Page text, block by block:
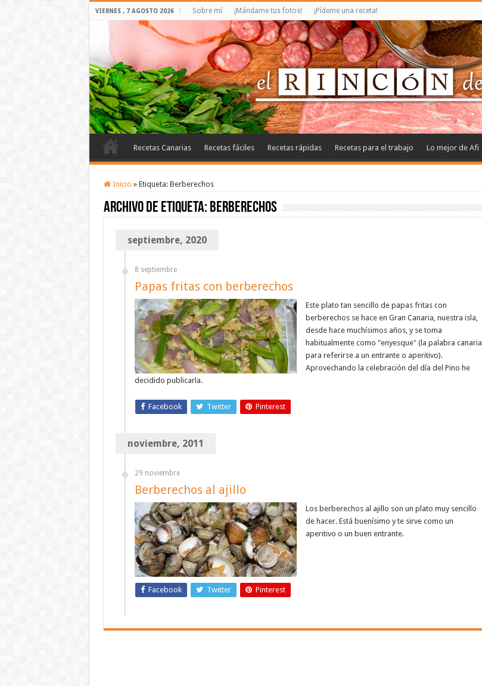
VIERNES , 7 AGOSTO 2026 Sobre mí ¡Mándame tus fotos! ¡Pídeme una receta!
Recetas Canarias Recetas fáciles Recetas rápidas Recetas para el trabajo Lo mejor de Afi
Inicio » Etiqueta: Berberechos
Archivo de etiqueta: Berberechos
septiembre, 2020
8 septiembre
Papas fritas con berberechos
Este plato tan sencillo de papas fritas con
berberechos se hace en Gran Canaria, nuestra isla,
desde hace muchísimos años, y se toma
habitualmente como "enyesque" (la palabra canaria
para referirse a un entrante o aperitivo).
Aprovechando la celebración del día del Pino he
decidido publicarla.
Facebook Twitter Pinterest
noviembre, 2011
29 noviembre
Berberechos al ajillo
Los berberechos al ajillo son un plato muy sencillo
de hacer. Está buenísimo y te sirve como un
aperitivo o un buen entrante.
Facebook Twitter Pinterest